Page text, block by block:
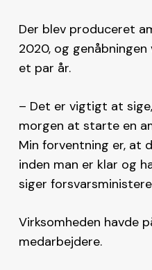
Der blev produceret
2020, og
et par år.
– Det er vigtigt at
morgen at starte en
Min forventning er, at
inden man er klar og
siger
Virksomheden havde
medarbejdere.